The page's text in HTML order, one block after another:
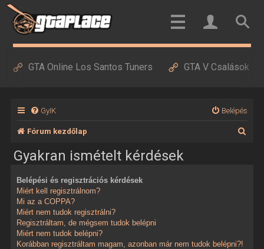
GTA Online Los Santos Tuners GTA V Csalások
GyIK Belépés
Fórum kezdőlap
Gyakran ismételt kérdések
Belépési és regisztrációs kérdések
Miért kell regisztrálnom?
Mi az a COPPA?
Miért nem tudok regisztrálni?
Regisztráltam, de mégsem tudok belépni
Miért nem tudok belépni?
Korábban regisztráltam magam, azonban már nem tudok belépni?!